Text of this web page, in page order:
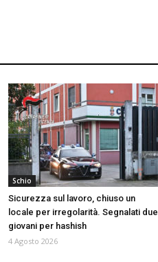
Schio
Sicurezza sul lavoro, chiuso un
locale per irregolarità. Segnalati due
giovani per hashish
4 Agosto 2026